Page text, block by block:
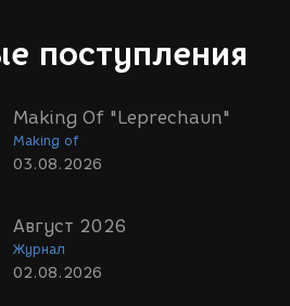
поступления
Making Of "Leprechaun"
Making of
03.08.2026
Август 2026
Журнал
02.08.2026